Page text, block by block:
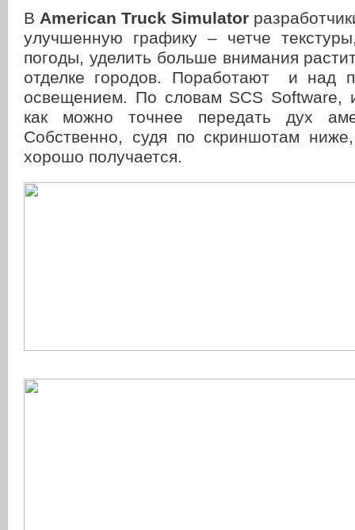
В American Truck Simulator
улучшенную графику – четче
погоды, уделить больше внимания
отделке городов. Поработают и над
освещением. По словам SCS Software,
как можно точнее передать дух
Собственно, судя по скриншотам
хорошо получается.